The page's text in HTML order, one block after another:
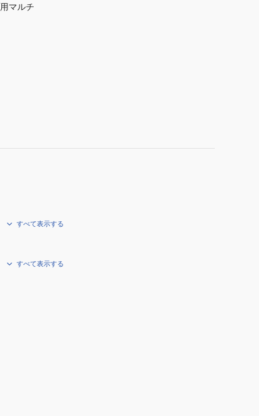
マルチ
すべて表示する
すべて表示する